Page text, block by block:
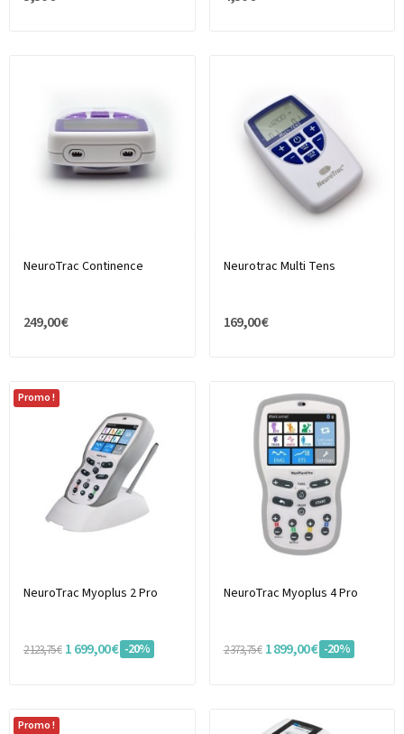
NeuroTrac Continence
249,00 €
Neurotrac Multi Tens
169,00 €
Promo !
NeuroTrac Myoplus 2 Pro
2 123,75 € 1 699,00 € -20%
NeuroTrac Myoplus 4 Pro
2 373,75 € 1 899,00 € -20%
Promo !